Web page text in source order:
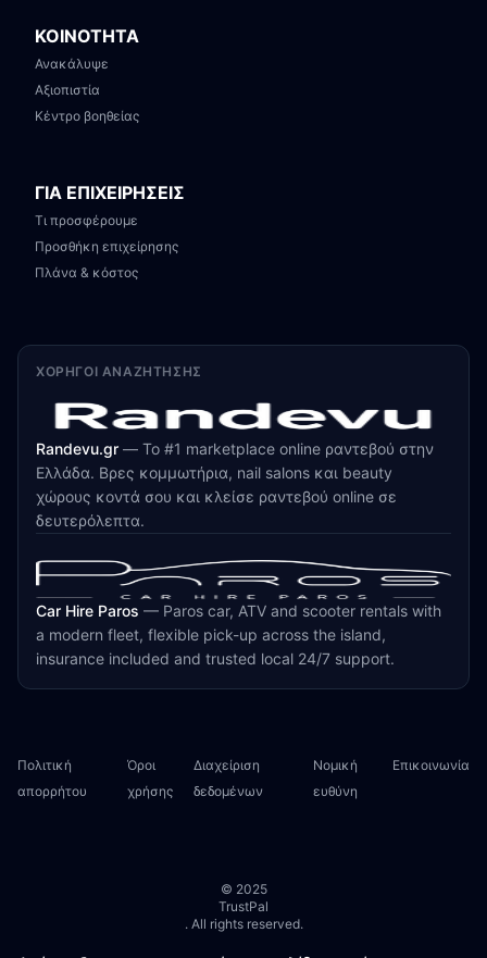
ΚΟΙΝΟΤΗΤΑ
Ανακάλυψε
Αξιοπιστία
Κέντρο βοηθείας
ΓΙΑ ΕΠΙΧΕΙΡΗΣΕΙΣ
Τι προσφέρουμε
Προσθήκη επιχείρησης
Πλάνα & κόστος
ΧΟΡΗΓΟΊ ΑΝΑΖΉΤΗΣΗΣ
Randevu.gr — Το #1 marketplace online ραντεβού στην
Ελλάδα. Βρες κομμωτήρια, nail salons και beauty
χώρους κοντά σου και κλείσε ραντεβού online σε
δευτερόλεπτα.
Car Hire Paros — Paros car, ATV and scooter rentals with
a modern fleet, flexible pick-up across the island,
insurance included and trusted local 24/7 support.
Πολιτική
απορρήτου
Όροι
χρήσης
Διαχείριση
δεδομένων
Νομική
ευθύνη
Επικοινωνία
© 2025
TrustPal
. All rights reserved.